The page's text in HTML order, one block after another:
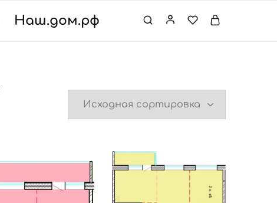
Наш.дом.рф